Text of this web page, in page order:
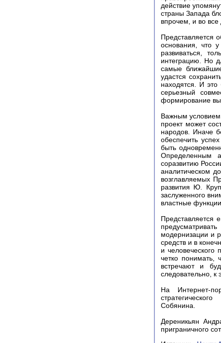
действие
страны Запада
впрочем, и во все
Представляется
основания, что
развиваться,
интеграцию. Но
самые
удастся
находятся. И
серьезный
формирование
Важным условием
проект может
народов. Иначе
обеспечить
быть
Определенным
соразвитию
аналитическом
возглавляемых
развития Ю.
заслуженного
властные
Представляется
модернизации и
средств и в
и
четко понимать,
встречают и
следовательно, к
На Интернет-
Собянина.
Дереникьян
приграничного